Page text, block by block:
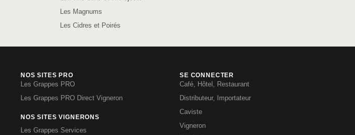
Les Magnums
Les Cidres et Poirés
NOS SITES PRO
Les Grappes PRO
Les Grappes PRO Direct Vigneron
NOS SITES VIGNERONS
Les Grappes Services
SE CONNECTER
Café, Hôtel, Restaurant
Distributeur, Importateur
Caviste
Vigneron